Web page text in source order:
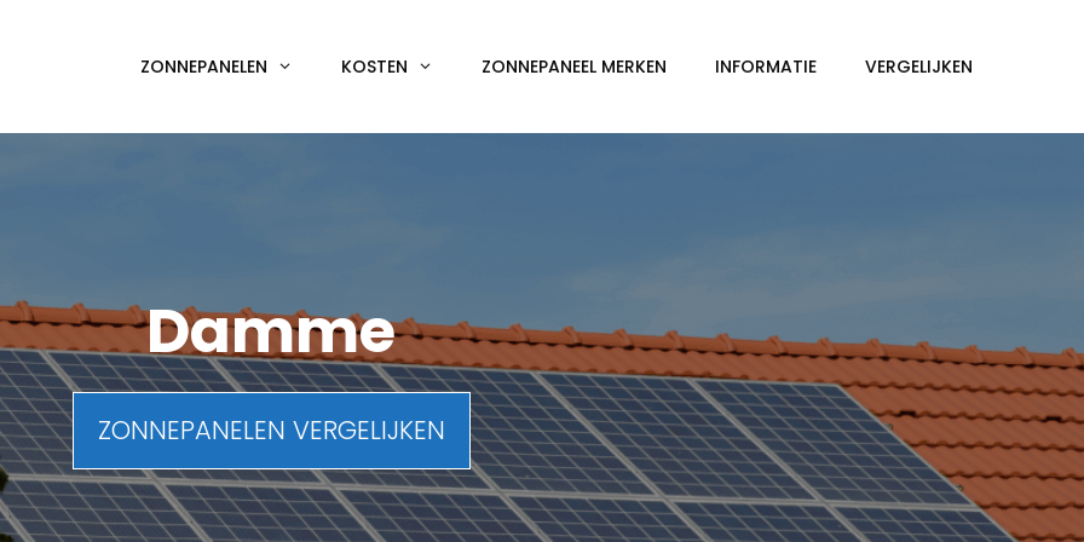
ZONNEPANELEN KOSTEN ZONNEPANEEL MERKEN INFORMATIE VERGELIJKEN
Damme
ZONNEPANELEN VERGELIJKEN